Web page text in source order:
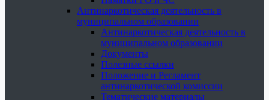
Антинаркотическая деятельность в
муниципальном образовании
Антинаркотическая деятельность в
муниципальном образовании
Документы
Полезные ссылки
Положение и Регламент
антинаркотической комиссии
Тематические материалы